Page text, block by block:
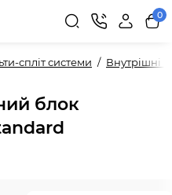
0
спліт системи Внутрішні
блок